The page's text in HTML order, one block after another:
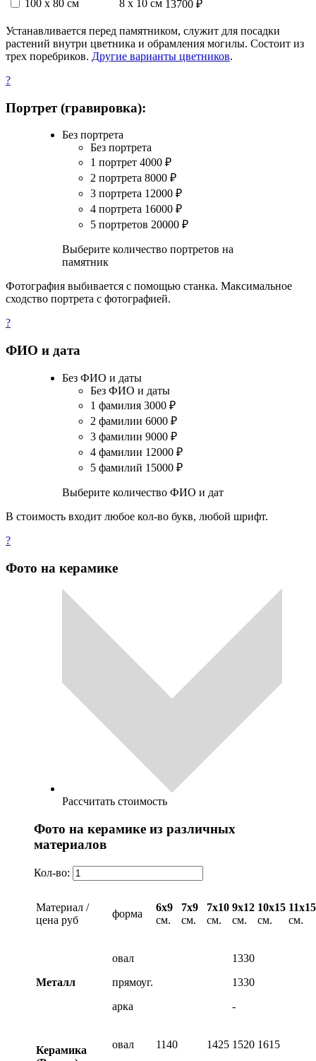
100 х 80 см
8 х 10 см 13700 ₽
Устанавливается перед памятником, служит для посадки
растений внутри цветника и обрамления могилы. Состоит из
трех поребриков. Другие варианты цветников.
?
Портрет (гравировка):
Без портрета
Без портрета
1 портрет 4000 ₽
2 портрета 8000 ₽
3 портрета 12000 ₽
4 портрета 16000 ₽
5 портретов 20000 ₽
Выберите количество портретов на
памятник
Фотография выбивается с помощью станка. Максимальное
сходство портрета с фотографией.
?
ФИО и дата
Без ФИО и даты
Без ФИО и даты
1 фамилия 3000 ₽
2 фамилии 6000 ₽
3 фамилии 9000 ₽
4 фамилии 12000 ₽
5 фамилий 15000 ₽
Выберите количество ФИО и дат
В стоимость входит любое кол-во букв, любой шрифт.
?
Фото на керамике
Рассчитать стоимость
Фото на керамике из различных
материалов
Кол-во:
Материал /
цена руб
форма
6х9
см.
7х9
см.
7х10
см.
9х12
см.
10х15
см.
11х15
см.
Металл
овал
прямоуг.
арка
1330
1330
-
Керамика
овал
1140
1425 1520 1615